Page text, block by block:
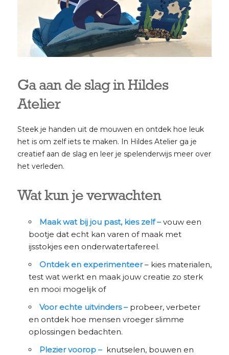
Ga aan de slag in Hildes
Atelier
Steek je handen uit de mouwen en ontdek hoe leuk
het is om zelf iets te maken. In Hildes Atelier ga je
creatief aan de slag en leer je spelenderwijs meer over
het verleden.
Wat kun je verwachten
Maak wat bij jou past, kies zelf –vouw een
bootje dat echt kan varen of maak met
ijsstokjes een onderwatertafereel.
Ontdek en experimenteer– kies materialen,
test wat werkt en maak jouw creatie zo sterk
en mooi mogelijk of
Voor echte uitvinders – probeer, verbeter
en ontdek hoe mensen vroeger slimme
oplossingen bedachten.
Plezier voorop – knutselen, bouwen en